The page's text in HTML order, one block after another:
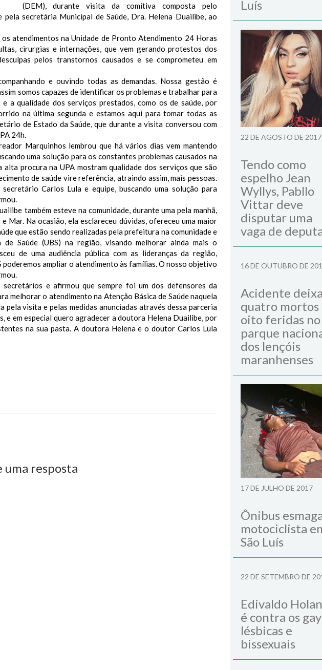
(DEM), durante visita da comitiva composta pelo
secretária Municipal de Saúde, Dra. Helena Duailibe, ao
atendimentos na Unidade de Pronto Atendimento 24 Horas
cirurgias e internações, que vem gerando protestos dos
pelos transtornos causados e se comprometeu em
e ouvindo todas as demandas. Nossa gestão é
somos capazes de identificar os problemas e trabalhar para
a qualidade dos serviços prestados, como os de saúde, por
na última segunda e estamos aqui para tomar todas as
de Estado da Saúde, que durante a visita conversou com
24h.
Marquinhos lembrou que há vários dias vem mantendo
uma solução para os constantes problemas causados na
procura na UPA mostram qualidade dos serviços que são
de saúde vire referência, atraindo assim, mais pessoas.
Carlos Lula e equipe, buscando uma solução para
também esteve na comunidade, durante uma pela manhã,
Mar. Na ocasião, ela esclareceu dúvidas, ofereceu uma maior
que estão sendo realizadas pela prefeitura na comunidade e
Saúde (UBS) na região, visando melhorar ainda mais o
de uma audiência pública com as lideranças da região,
ampliar o atendimento às famílias. O nosso objetivo
e afirmou que sempre foi um dos defensores da
melhorar o atendimento na Atenção Básica de Saúde naquela
visita e pelas medidas anunciadas através dessa parceria
e em especial quero agradecer a doutora Helena Duailibe, por
na sua pasta. A doutora Helena e o doutor Carlos Lula
uma resposta
Luís
22 DE AGOSTO DE 2017
Tendo como
espelho Jean
Wyllys, Pabllo
Vittar deve
disputar uma
vaga de
16 DE OUTUBRO DE
Acidente
quatro mortos
oito feridas no
parque
dos lençóis
maranhenses
17 DE JULHO DE 2017
Ônibus
motociclista
São Luís
22 DE SETEMBRO DE
Edivaldo
é contra os
lésbicas e
bissexuais